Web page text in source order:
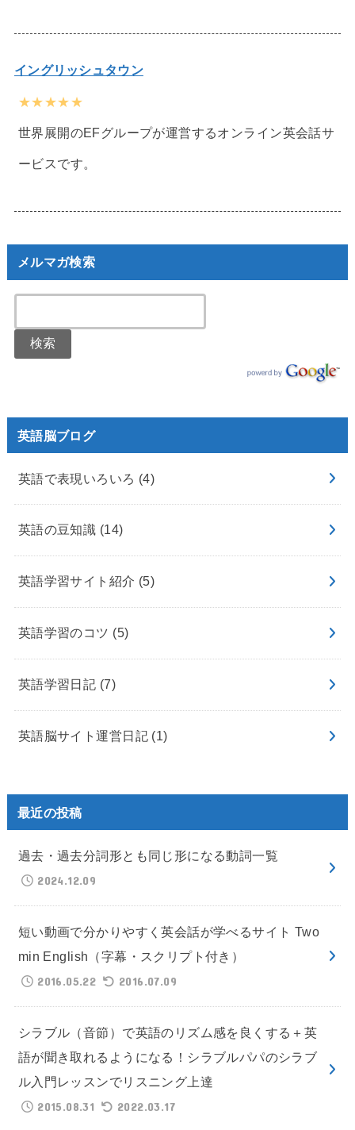
イングリッシュタウン
★★★★★
世界展開のEFグループが運営するオンライン英会話サ
ービスです。
メルマガ検索
英語脳ブログ
英語で表現いろいろ (4)
英語の豆知識 (14)
英語学習サイト紹介 (5)
英語学習のコツ (5)
英語学習日記 (7)
英語脳サイト運営日記 (1)
最近の投稿
過去・過去分詞形とも同じ形になる動詞一覧
2024.12.09
短い動画で分かりやすく英会話が学べるサイト Two
min English（字幕・スクリプト付き）
2016.05.22
2016.07.09
シラブル（音節）で英語のリズム感を良くする＋英
語が聞き取れるようになる！シラブルパパのシラブ
ル入門レッスンでリスニング上達
2015.08.31
2022.03.17